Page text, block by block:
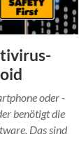
oder -
benötigt die
Das sind